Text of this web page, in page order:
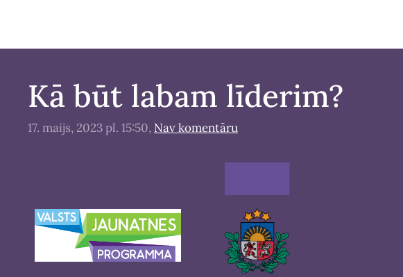
Kā būt labam līderim?
17. maijs, 2023 pl. 15:50, Nav komentāru